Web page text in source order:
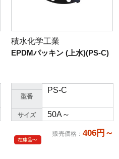
積水化学工業
EPDMパッキン (上水)(PS-C)
型番
PS-C
サイズ 50A～
販売価格 ： 406円～